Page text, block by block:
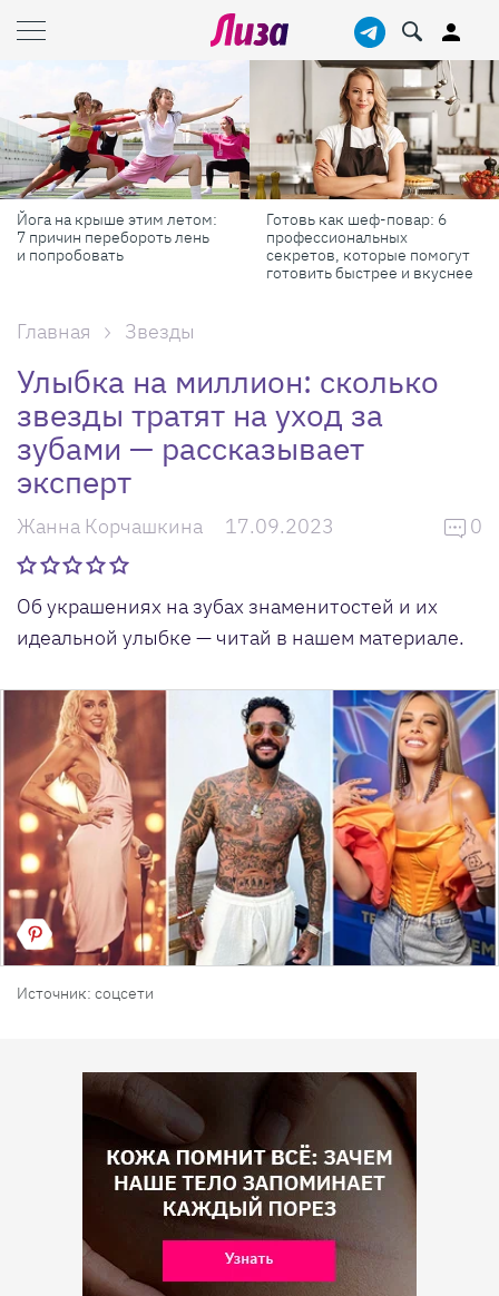
Готовь как шеф-повар: 6
профессиональных
секретов, которые помогут
Масштабные приключения:
самые красивые фестивали
России в августе
Главная Звезды
Улыбка на миллион: сколько
звезды тратят на уход за
зубами — рассказывает
эксперт
Жанна Корчашкина 17.09.2023 0
Об украшениях на зубах знаменитостей и их
идеальной улыбке — читай в нашем материале.
Источник: соцсети